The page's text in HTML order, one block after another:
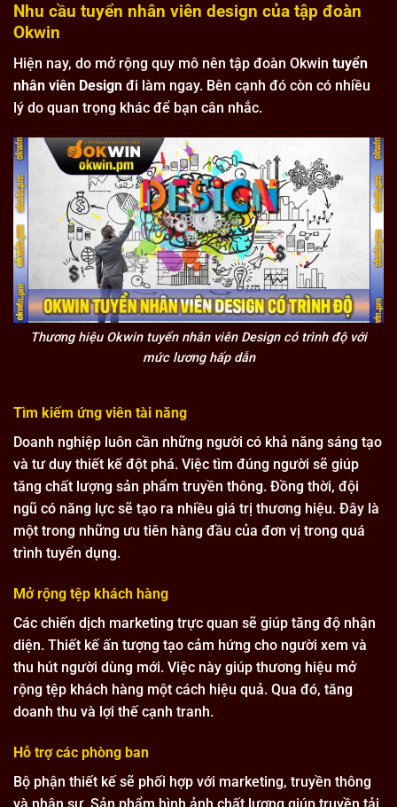
Nhu cầu tuyển nhân viên design của tập đoàn
Okwin
Hiện nay, do mở rộng quy mô nên tập đoàn Okwin tuyển
nhân viên Design đi làm ngay. Bên cạnh đó còn có nhiều
lý do quan trọng khác để bạn cân nhắc.
Thương hiệu Okwin tuyển nhân viên Design có trình độ với
mức lương hấp dẫn
Tìm kiếm ứng viên tài năng
Doanh nghiệp luôn cần những người có khả năng sáng tạo
và tư duy thiết kế đột phá. Việc tìm đúng người sẽ giúp
tăng chất lượng sản phẩm truyền thông. Đồng thời, đội
ngũ có năng lực sẽ tạo ra nhiều giá trị thương hiệu. Đây là
một trong những ưu tiên hàng đầu của đơn vị trong quá
trình tuyển dụng.
Mở rộng tệp khách hàng
Các chiến dịch marketing trực quan sẽ giúp tăng độ nhận
diện. Thiết kế ấn tượng tạo cảm hứng cho người xem và
thu hút người dùng mới. Việc này giúp thương hiệu mở
rộng tệp khách hàng một cách hiệu quả. Qua đó, tăng
doanh thu và lợi thế cạnh tranh.
Hỗ trợ các phòng ban
Bộ phận thiết kế sẽ phối hợp với marketing, truyền thông
và nhân sự. Sản phẩm hình ảnh chất lượng giúp truyền tải